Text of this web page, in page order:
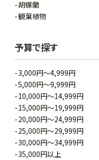
胡蝶蘭
観葉植物
予算で探す
3,000円～4,999円
5,000円～9,999円
10,000円～14,999円
15,000円～19,999円
20,000円～24,999円
25,000円～29,999円
30,000円～34,999円
35,000円以上